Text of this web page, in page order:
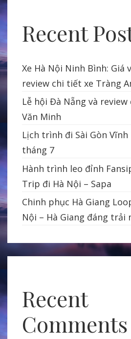
Recent
Xe Hà Nội Ninh Bình: Giá
review chi tiết xe Tràng
Lễ hội Đà Nẵng và
Văn Minh
Lịch trình đi Sài Gòn Vĩnh
tháng 7
Hành trình leo đỉnh
Trip đi Hà Nội – Sapa
Chinh phục Hà Giang
Nội – Hà Giang đáng trải
Recent
Comments